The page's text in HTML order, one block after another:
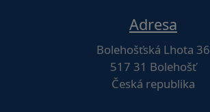
Adresa
Bolehošťská Lhota 36
517 31 Bolehošť
Česká republika